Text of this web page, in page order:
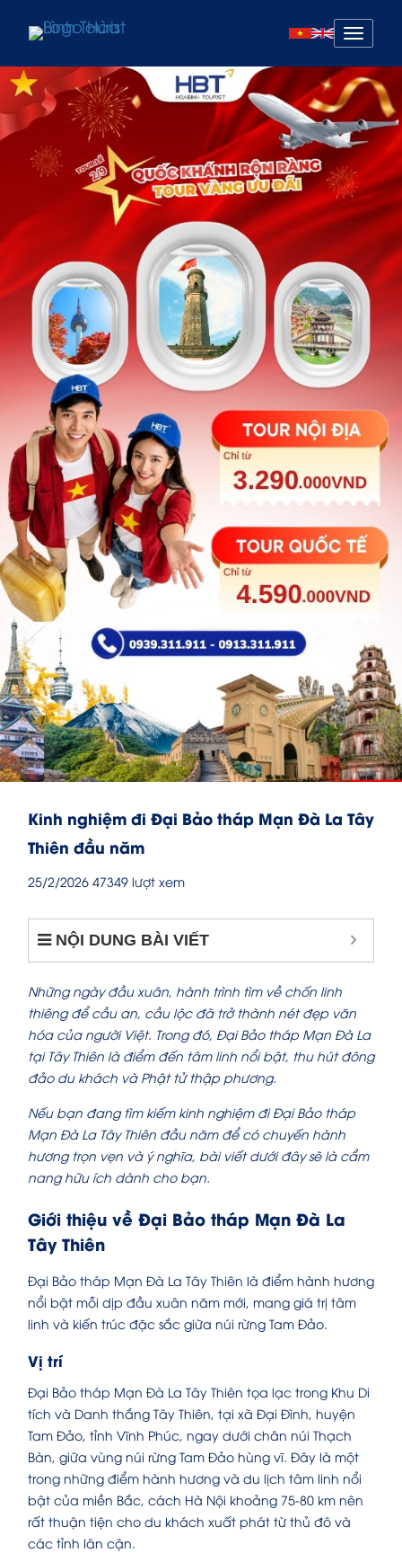
Mở
menu
Kinh nghiệm đi Đại Bảo tháp Mạn Đà La Tây
Thiên đầu năm
25/2/2026 47349 lượt xem
NỘI DUNG BÀI VIẾT
Những ngày đầu xuân, hành trình tìm về chốn linh
thiêng để cầu an, cầu lộc đã trở thành nét đẹp văn
hóa của người Việt. Trong đó, Đại Bảo tháp Mạn Đà La
tại Tây Thiên là điểm đến tâm linh nổi bật, thu hút đông
đảo du khách và Phật tử thập phương.
Nếu bạn đang tìm kiếm kinh nghiệm đi Đại Bảo tháp
Mạn Đà La Tây Thiên đầu năm để có chuyến hành
hương trọn vẹn và ý nghĩa, bài viết dưới đây sẽ là cẩm
nang hữu ích dành cho bạn.
Giới thiệu về Đại Bảo tháp Mạn Đà La
Tây Thiên
Đại Bảo tháp Mạn Đà La Tây Thiên là điểm hành hương
nổi bật mỗi dịp đầu xuân năm mới, mang giá trị tâm
linh và kiến trúc đặc sắc giữa núi rừng Tam Đảo.
Vị trí
Đại Bảo tháp Mạn Đà La Tây Thiên tọa lạc trong Khu Di
tích và Danh thắng Tây Thiên, tại xã Đại Đình, huyện
Tam Đảo, tỉnh Vĩnh Phúc, ngay dưới chân núi Thạch
Bàn, giữa vùng núi rừng Tam Đảo hùng vĩ. Đây là một
trong những điểm hành hương và du lịch tâm linh nổi
bật của miền Bắc, cách Hà Nội khoảng 75-80 km nên
rất thuận tiện cho du khách xuất phát từ thủ đô và
các tỉnh lân cận.